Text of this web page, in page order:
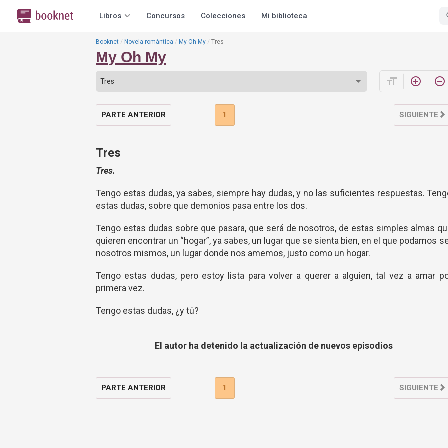
Libros Concursos Colecciones Mi biblioteca
Booknet Novela romántica My Oh My Tres
My Oh My
format_size add_circle_outline remove_circle_outline
PARTE ANTERIOR 1 SIGUIENTE
Tres
Tres.
Tengo estas dudas, ya sabes, siempre hay dudas, y no las suficientes respuestas.
estas dudas, sobre que demonios pasa entre los dos.
Tengo estas dudas sobre que pasara, que será de nosotros, de estas simples almas
quieren encontrar un “hogar”, ya sabes, un lugar que se sienta bien, en el que podamos
nosotros mismos, un lugar donde nos amemos, justo como un hogar.
Tengo estas dudas, pero estoy lista para volver a querer a alguien, tal vez a amar
primera vez.
Tengo estas dudas, ¿y tú?
El autor ha detenido la actualización de nuevos episodios
PARTE ANTERIOR 1 SIGUIENTE